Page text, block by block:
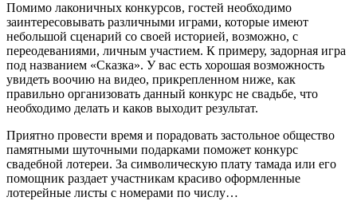
Помимо лаконичных конкурсов, гостей необходимо
заинтересовывать различными играми, которые имеют
небольшой сценарий со своей историей, возможно, с
переодеваниями, личным участием. К примеру, задорная игра
под названием «Сказка». У вас есть хорошая возможность
увидеть воочию на видео, прикрепленном ниже, как
правильно организовать данный конкурс не свадьбе, что
необходимо делать и каков выходит результат.
Приятно провести время и порадовать застольное общество
памятными шуточными подарками поможет конкурс
свадебной лотереи. За символическую плату тамада или его
помощник раздает участникам красиво оформленные
лотерейные листы с номерами по числу…